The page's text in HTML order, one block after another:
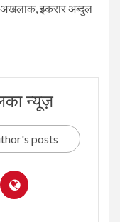
अखलाक, इकरार अब्दुल
न्यूज़
posts